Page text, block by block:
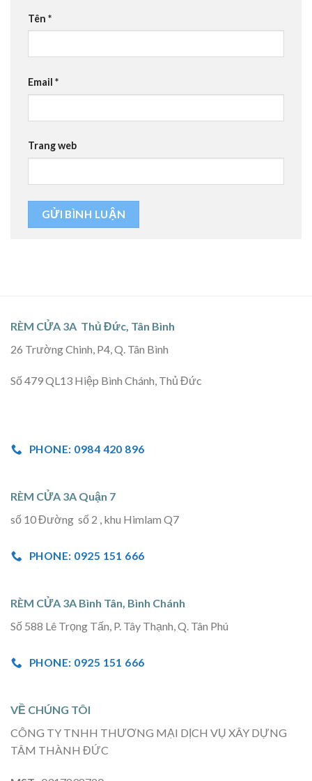
Tên *
Email *
Trang web
RÈM CỬA 3A Thủ Đức, Tân Bình
26 Trường Chinh, P4, Q. Tân Bình
Số 479 QL13 Hiệp Bình Chánh, Thủ Đức
PHONE: 0984 420 896
RÈM CỬA 3A Quận 7
số 10 Đường số 2 , khu Himlam Q7
PHONE: 0925 151 666
RÈM CỬA 3A Bình Tân, Bình Chánh
Số 588 Lê Trọng Tấn, P. Tây Thạnh, Q. Tân Phú
PHONE: 0925 151 666
VỀ CHÚNG TÔI
CÔNG TY TNHH THƯƠNG MẠI DỊCH VỤ XÂY DỰNG
TÂM THÀNH ĐỨC